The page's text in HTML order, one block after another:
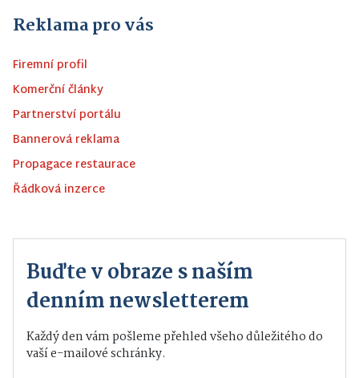
Reklama pro vás
Firemní profil
Komerční články
Partnerství portálu
Bannerová reklama
Propagace restaurace
Řádková inzerce
Buďte v obraze s naším
denním newsletterem
Každý den vám pošleme přehled všeho důležitého do
vaší e-mailové schránky.